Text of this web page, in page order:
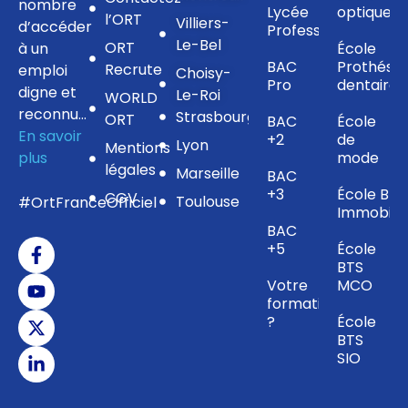
nombre
d’accéder
à un
emploi
digne et
reconnu…
En savoir
plus
#OrtFranceOfficiel
l’ORT
ORT
Recrute
WORLD
ORT
Mentions
légales
CGV
Villiers-
Le-Bel
Choisy-
Le-Roi
Strasbourg
Lyon
Marseille
Toulouse
Lycée
Professionnel
BAC
Pro
BAC
+2
BAC
+3
BAC
+5
Votre
formation
?
optique
École
dentaire
École
de
mode
École BTS
École
BTS
MCO
École
BTS
SIO